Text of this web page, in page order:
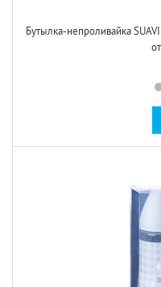
Бутылка-непроливайка